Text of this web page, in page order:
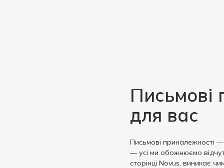
Письмові
для вас
Письмові приналежності —
— усі ми обожнюємо
сторінці Novus, виникає